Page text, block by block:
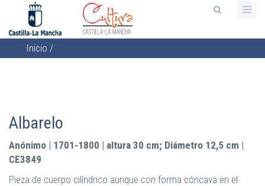
contenido
principal
Sobrescribir
a
la
navegación
Inicio /
Albarelo
Anónimo | 1701-1800 | altura 30 cm; Diámetro 12,5 cm |
CE3849
Pieza de cuerpo cilíndrico aunque con forma cóncava en el